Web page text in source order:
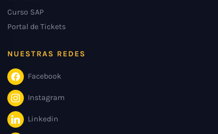
Curso SAP
Portal de Tickets
NUESTRAS REDES
Facebook
Instagram
Linkedin